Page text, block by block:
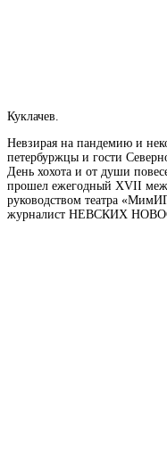
Куклачев.
Невзирая на пандемию и
петербуржцы и гости
День хохота и от души
прошел ежегодный XVII
руководством театра
журналист НЕВСКИХ